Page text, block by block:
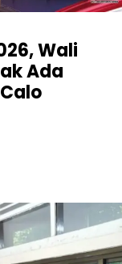
Wali
Ada